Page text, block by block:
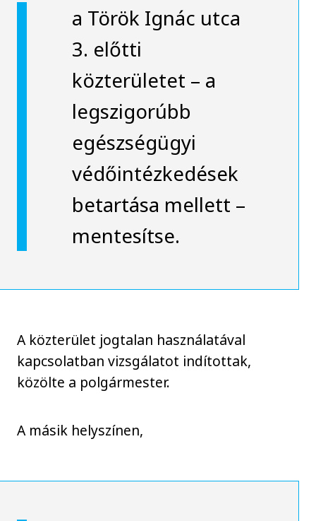
a Török Ignác utca
3. előtti
közterületet – a
legszigorúbb
egészségügyi
védőintézkedések
betartása mellett –
mentesítse.
A közterület jogtalan használatával
kapcsolatban vizsgálatot indítottak,
közölte a polgármester.
A másik helyszínen,